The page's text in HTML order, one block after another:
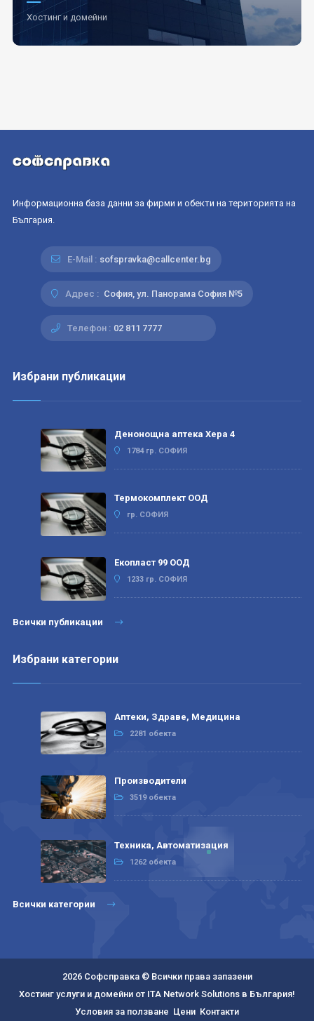
Хостинг и домейни
Информационна база данни за фирми и обекти на територията на
България.
E-Mail : sofspravka@callcenter.bg
Адрес : София, ул. Панорама София №5
Телефон : 02 811 7777
Избрани публикации
Денонощна аптека Хера 4
1784 гр. СОФИЯ
Термокомплект ООД
гр. СОФИЯ
Екопласт 99 ООД
1233 гр. СОФИЯ
Всички публикации
Избрани категории
Аптеки, Здраве, Медицина
2281 обекта
Производители
3519 обекта
Техника, Автоматизация
1262 обекта
Всички категории
2026 Софсправка © Всички права запазени
Хостинг услуги и домейни от ITA Network Solutions в България!
Условия за ползване Цени Контакти